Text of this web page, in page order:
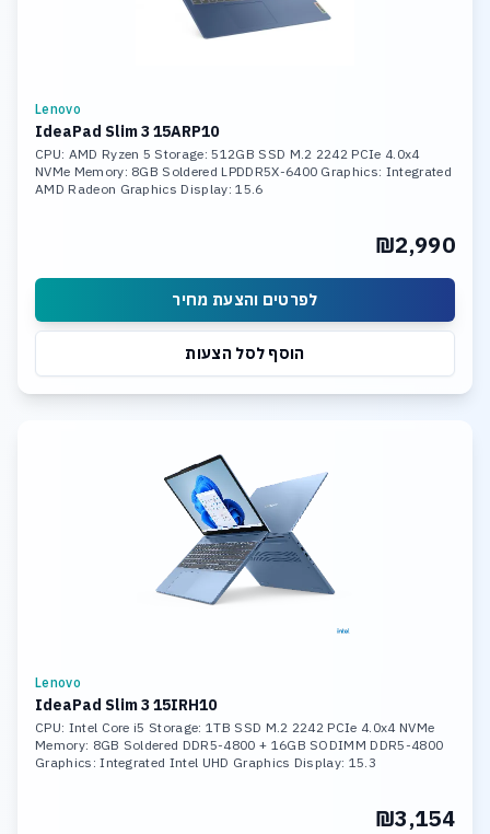
Lenovo
IdeaPad Slim 3 15ARP10
CPU: AMD Ryzen 5 Storage: 512GB SSD M.2 2242 PCIe 4.0x4
NVMe Memory: 8GB Soldered LPDDR5X-6400 Graphics: Integrated
AMD Radeon Graphics Display: 15.6
₪2,990
לפרטים והצעת מחיר
הוסף לסל הצעות
Lenovo
IdeaPad Slim 3 15IRH10
CPU: Intel Core i5 Storage: 1TB SSD M.2 2242 PCIe 4.0x4 NVMe
Memory: 8GB Soldered DDR5-4800 + 16GB SODIMM DDR5-4800
Graphics: Integrated Intel UHD Graphics Display: 15.3
₪3,154